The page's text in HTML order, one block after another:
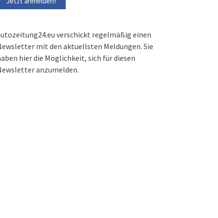
verschickt regelmäßig einen
mit den aktuellsten Meldungen. Sie
hier die Möglichkeit, sich für diesen
anzumelden.